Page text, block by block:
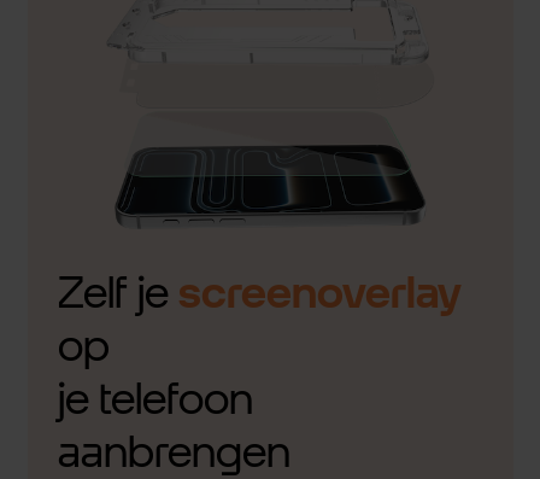
Zelf je screenoverlay
op
je telefoon
aanbrengen